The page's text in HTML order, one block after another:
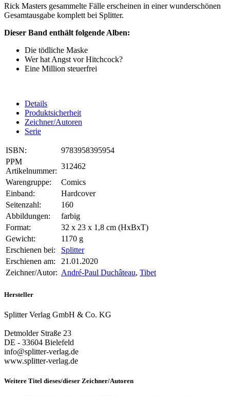
Rick Masters gesammelte Fälle erscheinen in einer wunderschönen
Gesamtausgabe komplett bei Splitter.
Dieser Band enthält folgende Alben:
Die tödliche Maske
Wer hat Angst vor Hitchcock?
Eine Million steuerfrei
Details
Produktsicherheit
Zeichner/Autoren
Serie
ISBN:
9783958395954
PPM
Artikelnummer:
312462
Warengruppe:
Comics
Einband:
Hardcover
Seitenzahl:
160
Abbildungen:
farbig
Format:
32 x 23 x 1,8 cm (HxBxT)
Gewicht:
1170 g
Erschienen bei:
Splitter
Erschienen am:
21.01.2020
Zeichner/Autor: André-Paul Duchâteau, Tibet
Hersteller
Splitter Verlag GmbH & Co. KG
Detmolder Straße 23
DE - 33604 Bielefeld
info@splitter-verlag.de
www.splitter-verlag.de
Weitere Titel dieses/dieser Zeichner/Autoren